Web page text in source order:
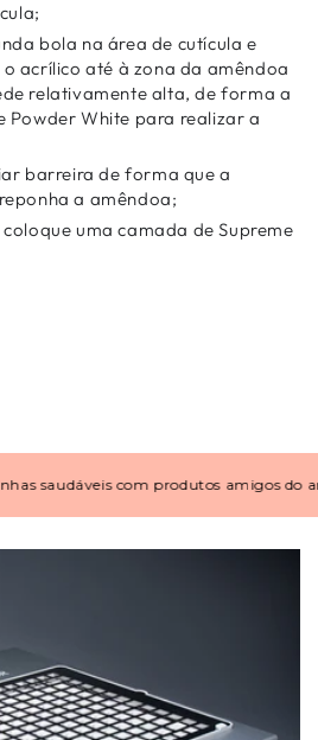
bola na área de cutícula e
acrílico até à zona da amêndoa
relativamente alta, de forma a
Powder White para realizar a
barreira de forma que a
a amêndoa;
uma camada de Supreme
saudáveis com produtos amigos do